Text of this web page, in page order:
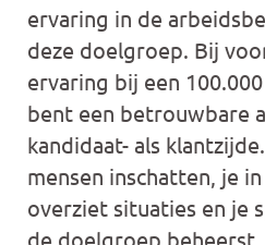
ervaring in de
deze doelgroep. Bij
ervaring bij een
bent een betrouwbare
kandidaat- als
mensen inschatten, je
overziet situaties en je
de doelgroep